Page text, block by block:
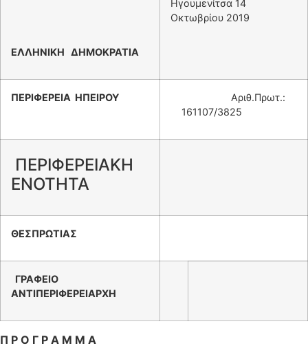
ΕΛΛΗΝΙΚΗ ΔΗΜΟΚΡΑΤΙΑ
Ηγουμενίτσα 14
Οκτωβρίου 2019
ΠΕΡΙΦΕΡΕΙΑ ΗΠΕΙΡΟΥ
Αριθ.Πρωτ.:
161107/3825
ΠΕΡΙΦΕΡΕΙΑΚΗ
ΕΝΟΤΗΤΑ
ΘΕΣΠΡΩΤΙΑΣ
ΓΡΑΦΕΙΟ
ΑΝΤΙΠΕΡΙΦΕΡΕΙΑΡΧΗ
Π Ρ Ο Γ Ρ Α Μ Μ Α